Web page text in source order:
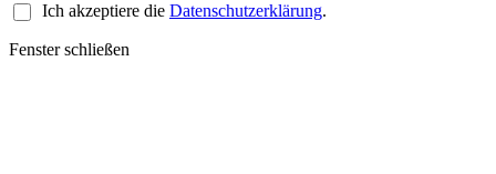
Ich akzeptiere die Datenschutzerklärung.
Fenster schließen